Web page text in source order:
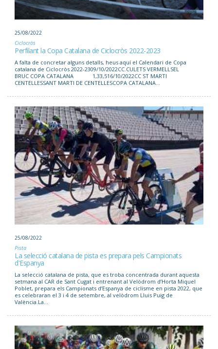
25/08/2022
Ciclocròs
Perfilant la Copa Catalana de Ciclocròs 2022-2023
A falta de concretar alguns detalls, heus aquí el Calendari de Copa
catalana de Ciclocròs 2022-2309/10/2022CC.CULETS VERMELLSEL
BRUC COPA CATALANA 1,33,516/10/2022CC ST MARTI
CENTELLESSANT MARTI DE CENTELLESCOPA CATALANA...
25/08/2022
Pista
La selecció catalana de pista es prepara pels Campionats
d'Espanya
La selecció catalana de pista, que es troba concentrada durant aquesta
setmana al CAR de Sant Cugat i entrenant al Velòdrom d’Horta Miquel
Poblet, prepara els Campionats d’Espanya de ciclisme en pista 2022, que
es celebraran el 3 i 4 de setembre, al velòdrom Lluis Puig de
València.La...